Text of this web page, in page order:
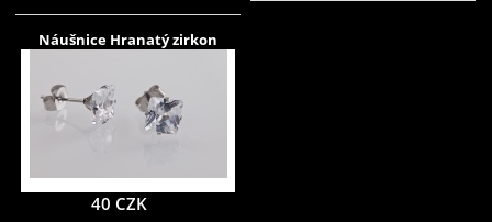
Náušnice Hranatý zirkon
40 CZK